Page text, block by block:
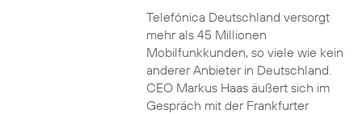
Telefónica Deutschland versorgt
mehr als 45 Millionen
Mobilfunkkunden, so viele wie kein
anderer Anbieter in Deutschland.
CEO Markus Haas äußert sich im
Gespräch mit der Frankfurter